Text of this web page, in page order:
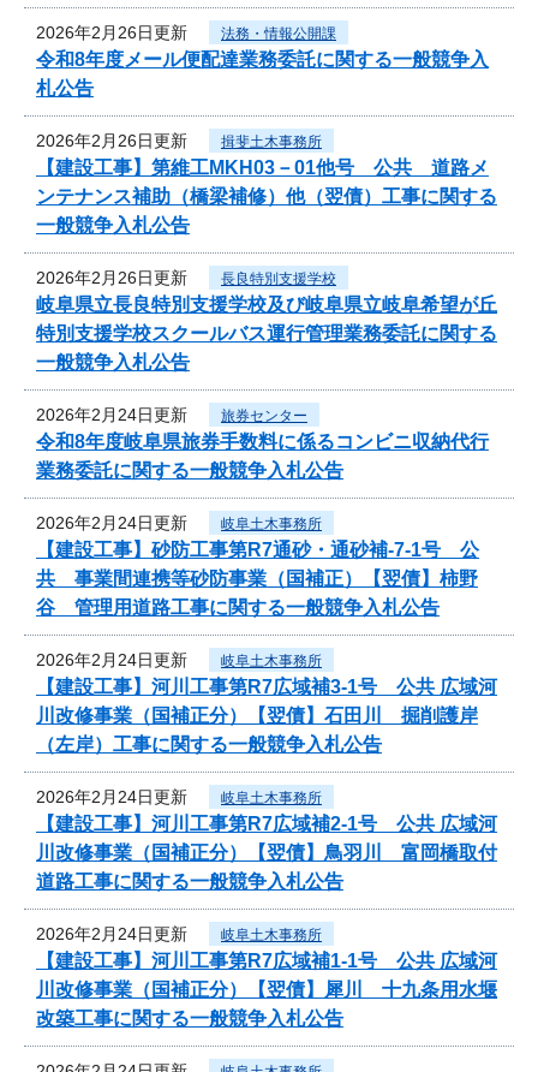
2026年2月26日更新 法務・情報公開課
令和8年度メール便配達業務委託に関する一般競争入
札公告
2026年2月26日更新 揖斐土木事務所
【建設工事】第維工MKH03－01他号 公共 道路メ
ンテナンス補助（橋梁補修）他（翌債）工事に関する
一般競争入札公告
2026年2月26日更新 長良特別支援学校
岐阜県立長良特別支援学校及び岐阜県立岐阜希望が丘
特別支援学校スクールバス運行管理業務委託に関する
一般競争入札公告
2026年2月24日更新 旅券センター
令和8年度岐阜県旅券手数料に係るコンビニ収納代行
業務委託に関する一般競争入札公告
2026年2月24日更新 岐阜土木事務所
【建設工事】砂防工事第R7通砂・通砂補-7-1号 公
共 事業間連携等砂防事業（国補正）【翌債】柿野
谷 管理用道路工事に関する一般競争入札公告
2026年2月24日更新 岐阜土木事務所
【建設工事】河川工事第R7広域補3-1号 公共 広域河
川改修事業（国補正分）【翌債】石田川 掘削護岸
（左岸）工事に関する一般競争入札公告
2026年2月24日更新 岐阜土木事務所
【建設工事】河川工事第R7広域補2-1号 公共 広域河
川改修事業（国補正分）【翌債】鳥羽川 富岡橋取付
道路工事に関する一般競争入札公告
2026年2月24日更新 岐阜土木事務所
【建設工事】河川工事第R7広域補1-1号 公共 広域河
川改修事業（国補正分）【翌債】犀川 十九条用水堰
改築工事に関する一般競争入札公告